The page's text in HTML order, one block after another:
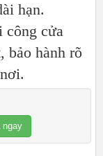
hạn.
công cửa
bảo hành rõ
ngay